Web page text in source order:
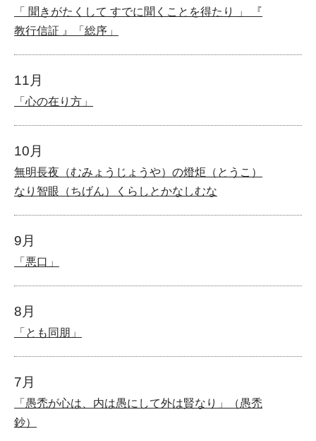
「 聞きがたくして すでに聞くことを得たり 」 『
教行信証 』「総序」
11月
「心の在り方」
10月
無明長夜（むみょうじょうや）の燈炬（とうこ）
なり智眼（ちげん）くらしとかなしむな
9月
「悪口」
8月
「とも同朋」
7月
「愚禿が心は、内は愚にして外は賢なり」（愚禿
鈔）